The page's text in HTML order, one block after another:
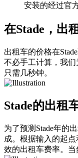
安装的经过官
在Stade，出
出租车的价格在
不必手工计算，我
只需几秒钟。
Stade的出租
为了预测Stade年的
成。根据输入的起
效的出租车费率。当